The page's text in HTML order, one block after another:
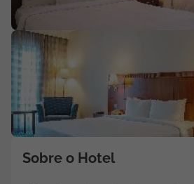
Agências
Contactos
Apoio ao cliente em Portugal
218 925 471
Sobre o Hotel